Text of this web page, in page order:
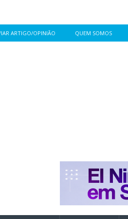
ARTIGO/OPINIÃO QUEM SOMOS